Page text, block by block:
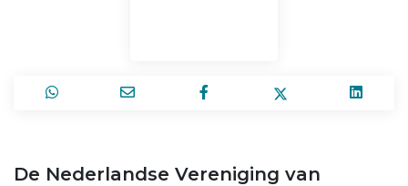
De Nederlandse Vereniging van